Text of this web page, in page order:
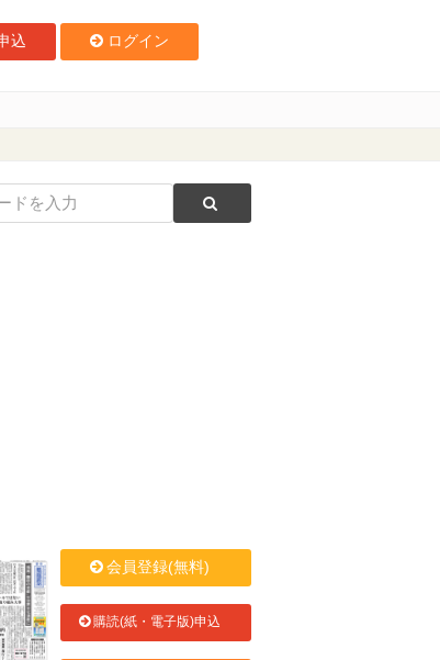
込 ログイン
会員登録(無料)
購読(紙・電子版)申込